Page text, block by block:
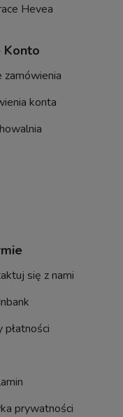
Hevea
Konto
zamówienia
konta
się z nami
płatności
prywatności